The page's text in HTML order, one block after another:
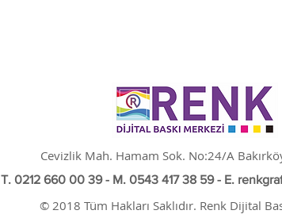
Cevizlik Mah. Hamam Sok. No:24/A
T. 0212 660 00 39 - M. 0543 417 38 59 - E.
© 2018 Tüm Hakları Saklıdır. Renk Dijital